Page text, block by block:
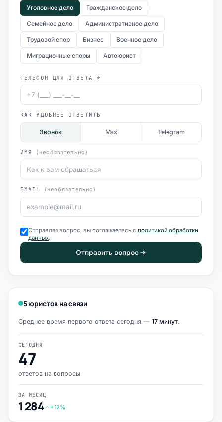
Уголовное дело Гражданское дело
Семейное дело Административное дело
Трудовой спор Бизнес Военное дело
Миграционные споры Автоюрист
ТЕЛЕФОН ДЛЯ ОТВЕТА *
КАК УДОБНЕЕ ОТВЕТИТЬ
Звонок Max Telegram
ИМЯ (необязательно)
EMAIL (необязательно)
Отправляя вопрос, вы соглашаетесь с политикой обработки
данных.
Отправить вопрос
5 юристов на связи
Среднее время первого ответа сегодня — 17 минут.
СЕГОДНЯ
47
ответов на вопросы
ЗА МЕСЯЦ
1 284 +12%